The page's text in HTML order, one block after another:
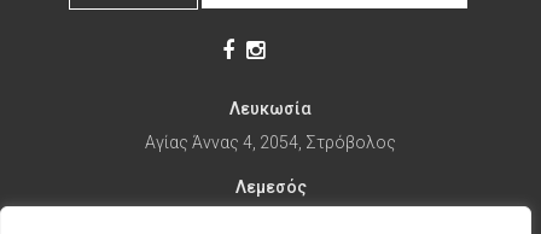
Λευκωσία
Αγίας Άννας 4, 2054, Στρόβολος
Λεμεσός